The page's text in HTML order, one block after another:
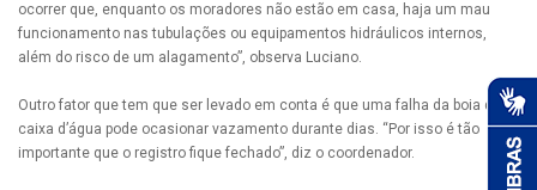
ocorrer que, enquanto os moradores não estão em casa, haja um mau
funcionamento nas tubulações ou equipamentos hidráulicos internos,
além do risco de um alagamento”, observa Luciano.
Outro fator que tem que ser levado em conta é que uma falha da boia da
caixa d’água pode ocasionar vazamento durante dias. “Por isso é tão
importante que o registro fique fechado”, diz o coordenador.